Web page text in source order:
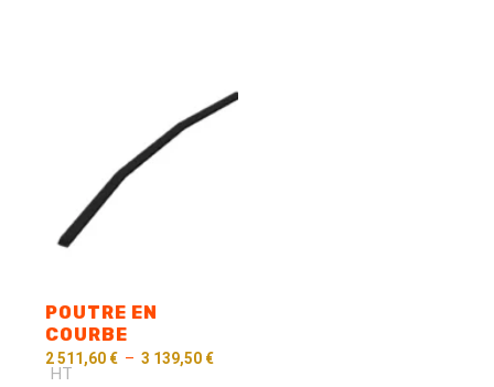
POUTRE EN
COURBE
2 511,60 € – 3 139,50 €
HT